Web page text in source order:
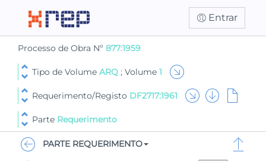
Entrar
Processo de Obra Nº 877:1959
Tipo de Volume ARQ ; Volume 1
Requerimento/Registo DF2717:1961
Parte Requerimento
PARTE REQUERIMENTO